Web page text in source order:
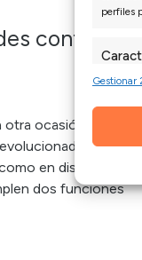
perfiles
Cotejo y
Gestionar
controlar
ocasión, los
en diseño, en
dos funciones